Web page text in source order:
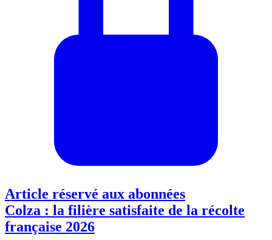
Article réservé aux abonnées
Colza : la filière satisfaite de la récolte
française 2026